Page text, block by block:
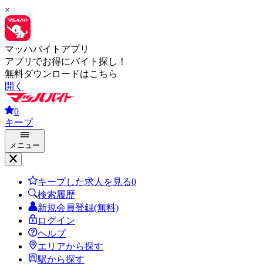
×
マッハバイトアプリ
アプリでお得にバイト探し！
無料ダウンロードはこちら
開く
0
キープ
メニュー
キープした求人を見る0
検索履歴
新規会員登録(無料)
ログイン
ヘルプ
エリアから探す
駅から探す